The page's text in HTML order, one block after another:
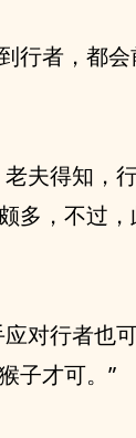
行者，都
老夫得知，
多，不过
应对行者也
子才可。”